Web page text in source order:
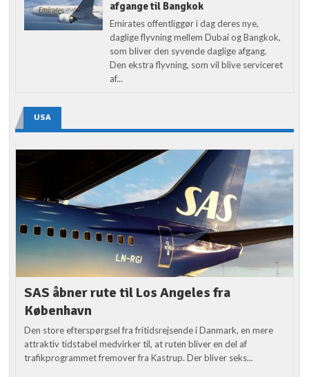
afgange til Bangkok
Emirates offentliggør i dag deres nye,
daglige flyvning mellem Dubai og Bangkok,
som bliver den syvende daglige afgang.
Den ekstra flyvning, som vil blive serviceret
af...
USA
SAS åbner rute til Los Angeles fra
København
Den store efterspørgsel fra fritidsrejsende i Danmark, en mere
attraktiv tidstabel medvirker til, at ruten bliver en del af
trafikprogrammet fremover fra Kastrup. Der bliver seks...